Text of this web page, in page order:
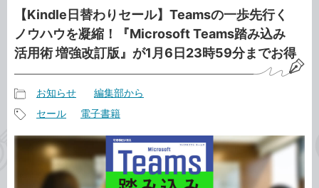
【Kindle日替わりセール】Teamsの一歩先行く
ノウハウを凝縮！『Microsoft Teams踏み込み
活用術 増強改訂版』が1月6日23時59分までお得
事
カ
お知らせ 編集部から
セール 電子書籍